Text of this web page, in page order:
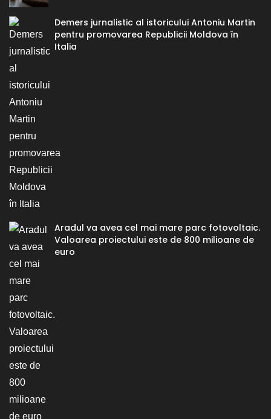
Demers jurnalistic al istoricului Antoniu Martin
pentru promovarea Republicii Moldova în
Italia
Aradul va avea cel mai mare parc fotovoltaic.
Valoarea proiectului este de 800 milioane de
euro